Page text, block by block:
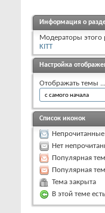
Информация о
Модераторы этого
KITT
Настройка
Отображать темы ...
Список иконок
Нет
Популярная
Популярная
Тема закрыта
В этой теме